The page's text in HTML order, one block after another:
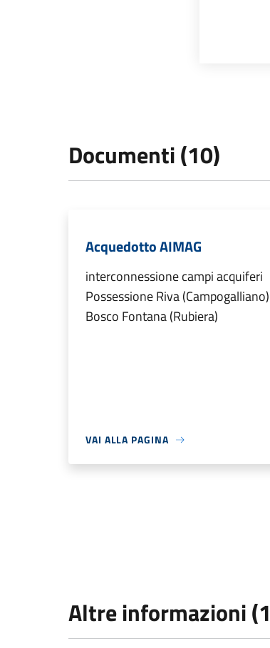
Documenti (10)
Acquedotto AIMAG
interconnessione campi acquiferi
Possessione Riva
Bosco Fontana (Rubiera)
VAI ALLA PAGINA
Altre informazioni